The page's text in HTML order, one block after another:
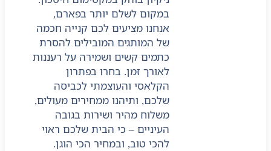
במקום לשלם יותר בפארם,
אנחנו מציעים לכם קנייה חכמה
של המותגים המובילים להסרת
כתמים קשים ושמירה על רעננות
לאורך זמן. בחרו בפתרון
הקלאסי והעוצמתי לכביסה
שלכם, ותיהנו ממחירים מעולים,
משלוח מהיר ושירות בגובה
העיניים – כי הבית שלכם ראוי
להכי טוב, ובמחיר הכי הוגן.